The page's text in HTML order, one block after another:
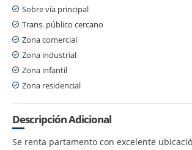
Sobre vía principal
Trans. público cercano
Zona comercial
Zona industrial
Zona infantil
Zona residencial
Descripción Adicional
Se renta partamento con excelente